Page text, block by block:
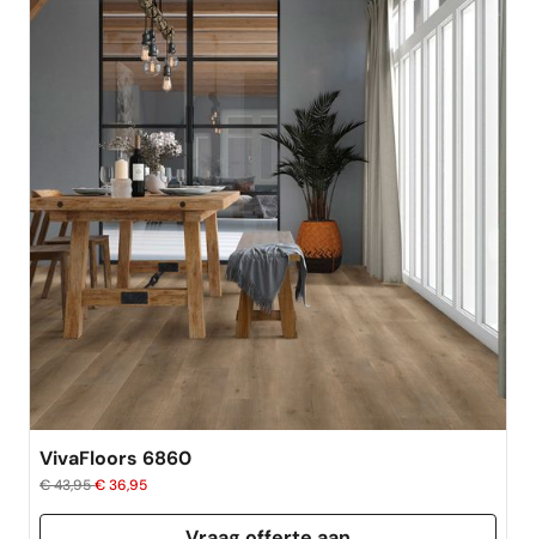
VivaFloors 6860
€ 43,95€ 36,95